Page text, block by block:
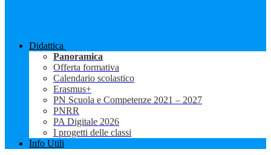
Didattica
Panoramica
Offerta formativa
Calendario scolastico
Erasmus+
PN Scuola e Competenze 2021 – 2027
PNRR
PA Digitale 2026
I progetti delle classi
Info Utili